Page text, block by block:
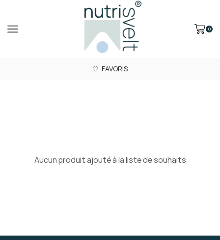
0
FAVORIS
Aucun produit ajouté à la liste de souhaits